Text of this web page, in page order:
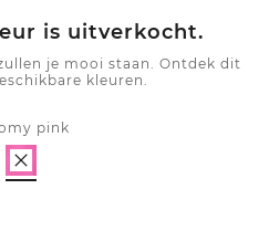
is uitverkocht.
je mooi staan. Ontdek dit
kleuren.
pink